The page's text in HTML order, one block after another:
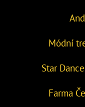
Módní
Star
Farma